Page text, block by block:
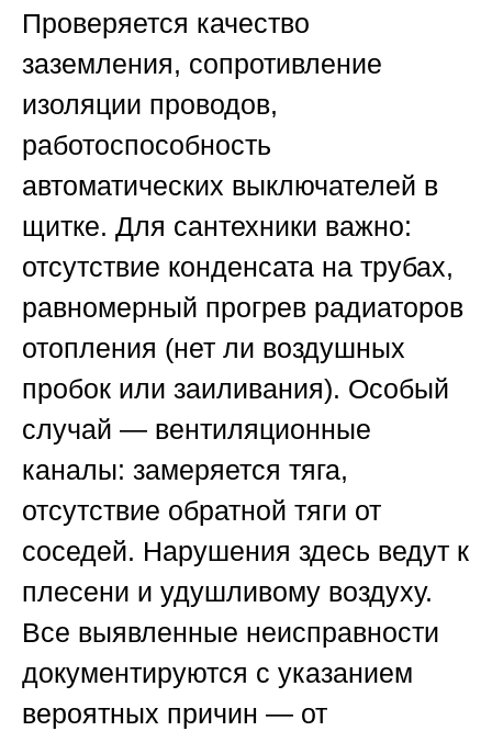
Проверяется качество
заземления, сопротивление
изоляции проводов,
работоспособность
автоматических выключателей в
щитке. Для сантехники важно:
отсутствие конденсата на трубах,
равномерный прогрев радиаторов
отопления (нет ли воздушных
пробок или заиливания). Особый
случай — вентиляционные
каналы: замеряется тяга,
отсутствие обратной тяги от
соседей. Нарушения здесь ведут к
плесени и удушливому воздуху.
Все выявленные неисправности
документируются с указанием
вероятных причин — от